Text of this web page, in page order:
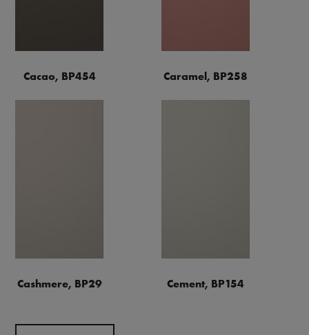
Cacao, BP454 Caramel, BP258
Cashmere, BP29 Cement, BP154